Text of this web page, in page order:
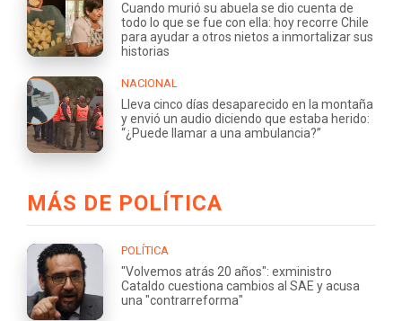
Cuando murió su abuela se dio cuenta de
todo lo que se fue con ella: hoy recorre Chile
para ayudar a otros nietos a inmortalizar sus
historias
NACIONAL
Lleva cinco días desaparecido en la montaña
y envió un audio diciendo que estaba herido:
“¿Puede llamar a una ambulancia?”
MÁS DE POLÍTICA
POLÍTICA
"Volvemos atrás 20 años": exministro
Cataldo cuestiona cambios al SAE y acusa
una "contrarreforma"